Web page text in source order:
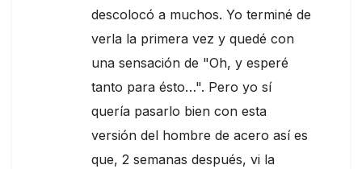
descolocó a muchos. Yo terminé de
verla la primera vez y quedé con
una sensación de "Oh, y esperé
tanto para ésto…". Pero yo sí
quería pasarlo bien con esta
versión del hombre de acero así es
que, 2 semanas después, vi la